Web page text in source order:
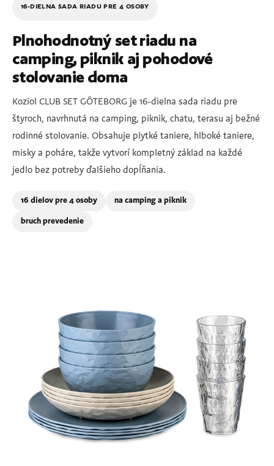
16-DIELNA SADA RIADU PRE 4 OSOBY
Plnohodnotný set riadu na
camping, piknik aj pohodové
stolovanie doma
Koziol CLUB SET GÖTEBORG je 16-dielna sada riadu pre
štyroch, navrhnutá na camping, piknik, chatu, terasu aj bežné
rodinné stolovanie. Obsahuje plytké taniere, hlboké taniere,
misky a poháre, takže vytvorí kompletný základ na každé
jedlo bez potreby ďalšieho dopĺňania.
16 dielov pre 4 osoby na camping a piknik
bruch prevedenie